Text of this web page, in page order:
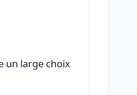
un large choix